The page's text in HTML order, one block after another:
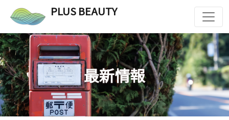
PLUS BEAUTY
最新情報